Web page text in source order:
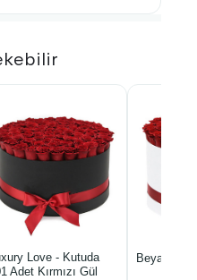
Love - Kutuda
Adet Kırmızı Gül
Beyaz